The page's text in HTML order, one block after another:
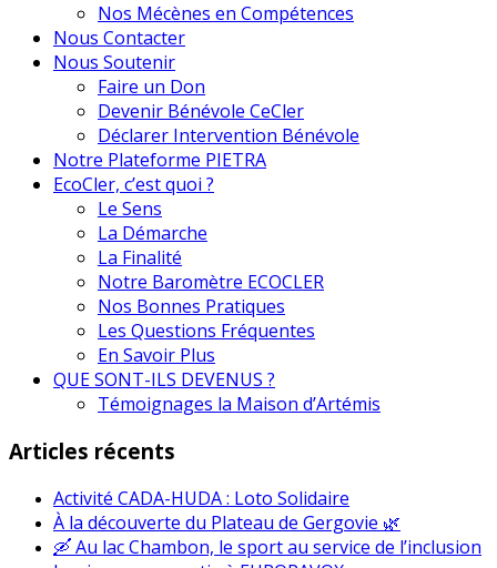
Nos Mécènes en Compétences
Nous Contacter
Nous Soutenir
Faire un Don
Devenir Bénévole CeCler
Déclarer Intervention Bénévole
Notre Plateforme PIETRA
EcoCler, c’est quoi ?
Le Sens
La Démarche
La Finalité
Notre Baromètre ECOCLER
Nos Bonnes Pratiques
Les Questions Fréquentes
En Savoir Plus
QUE SONT-ILS DEVENUS ?
Témoignages la Maison d’Artémis
Articles récents
Activité CADA-HUDA : Loto Solidaire
À la découverte du Plateau de Gergovie 🌿
🛶 Au lac Chambon, le sport au service de l’inclusion